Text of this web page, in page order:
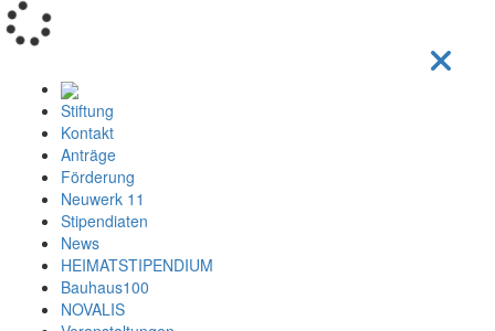
Stiftung
Kontakt
Anträge
Förderung
Neuwerk 11
Stipendiaten
News
HEIMATSTIPENDIUM
Bauhaus100
NOVALIS